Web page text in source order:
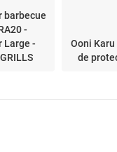
barbecue
-
Large -
Ooni
de